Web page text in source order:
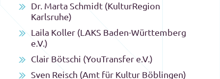
Dr. Marta Schmidt (KulturRegion
Karlsruhe)
Laila Koller (LAKS Baden-Württemberg
e.V.)
Clair Bötschi (YouTransfer e.V.)
Sven Reisch (Amt für Kultur Böblingen)